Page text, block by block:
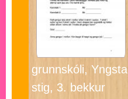
grunnskóli, Yngsta
stig, 3. bekkur